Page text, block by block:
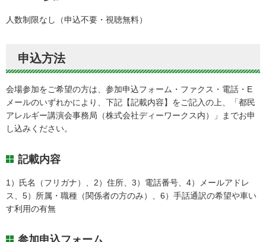
人数制限なし（申込不要・視聴無料）
申込方法
会場参加をご希望の方は、参加申込フォーム・ファクス・電話・E
メールのいずれかにより、下記【記載内容】をご記入の上、「都民
アレルギー講演会事務局（株式会社ディーワークス内）」までお申
し込みください。
記載内容
1）氏名（フリガナ）、2）住所、3）電話番号、4）メールアドレ
ス、5）所属・職種（関係者の方のみ）、6）手話通訳の希望や車い
す利用の有無
参加申込フォーム